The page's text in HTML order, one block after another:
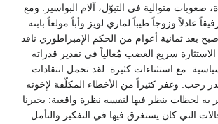
صعوبات متوالية في التبوّل، آلام البواسير. ومع
عادلاً وزوجاً طيباً لماري لويز وأباً مولعاً بابنه
بعد ثمانية أعوام من الحكم الإمبراطوري نافد
سريع الغضب مُغالياً في تقدير قدراته
مع استثناءات كثيرة: لقد تحمل انتقادات
رحب. وغفر كثيراً من الأخطاء المكلّفة لإخوته
به لحظات ينظر فيها لنفسه نظرة واقعية: يخبرنا
التي كان يستغرق فيها في التفكير والتأمل